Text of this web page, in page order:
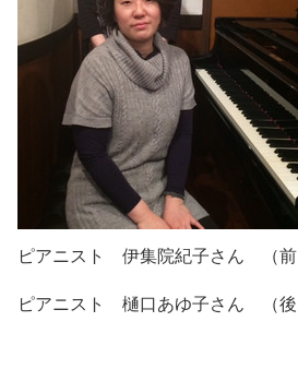
ピアニスト 伊集院紀子さん （前
ピアニスト 樋口あゆ子さん （後